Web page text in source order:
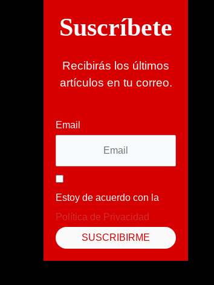
Suscríbete
Recibirás los últimos
artículos en tu correo.
Email
Estoy de acuerdo con la
Política de Privacidad